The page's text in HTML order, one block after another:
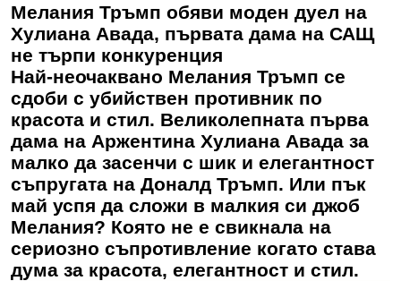
Мелания Тръмп обяви моден дуел на
Хулиана Авада, първата дама на САЩ
не търпи конкуренция
Най-неочаквано Мелания Тръмп се
сдоби с убийствен противник по
красота и стил. Великолепната първа
дама на Аржентина Хулиана Авада за
малко да засенчи с шик и елегантност
съпругата на Доналд Тръмп. Или пък
май успя да сложи в малкия си джоб
Мелания? Която не е свикнала на
сериозно съпротивление когато става
дума за красота, елегантност и стил.